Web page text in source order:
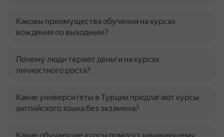
Каковы преимущества обучения на курсах
вождения по выходным?
Почему люди теряют деньги на курсах
личностного роста?
Какие университеты в Турции предлагают курсы
английского языка без экзамена?